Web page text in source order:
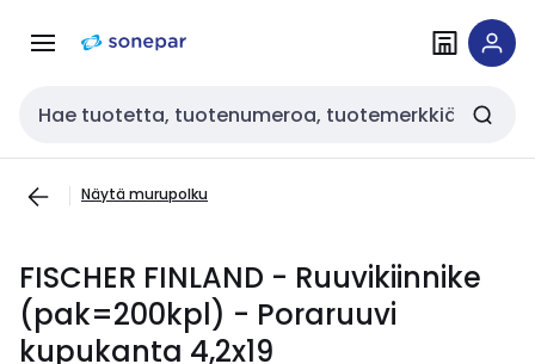
navigointiinsisältöön
Haku
Näytä murupolku
FISCHER FINLAND - Ruuvikiinnike
(pak=200kpl) - Poraruuvi
kupukanta 4,2x19